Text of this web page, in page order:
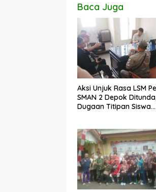
Baca Juga
Aksi Unjuk Rasa LSM
SMAN 2 Depok
Dugaan Titipan Siswa